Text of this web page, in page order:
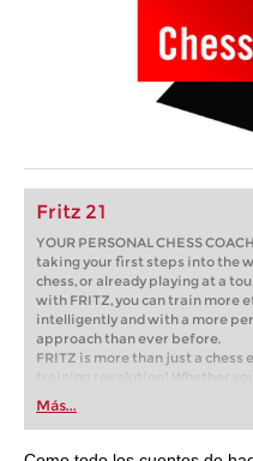
Fritz 21
YOUR PERSONAL CHESS
taking your first steps into the
chess, or already playing at a
with FRITZ, you can train more
intelligently and with a more
approach than ever before.
FRITZ is more than just a chess
training revolution! Whether
first steps into the world of club
playing at a tournament level:
train more efficiently,
more personalised approach
Más...